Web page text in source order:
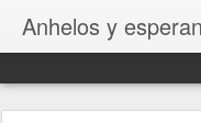
Anhelos y